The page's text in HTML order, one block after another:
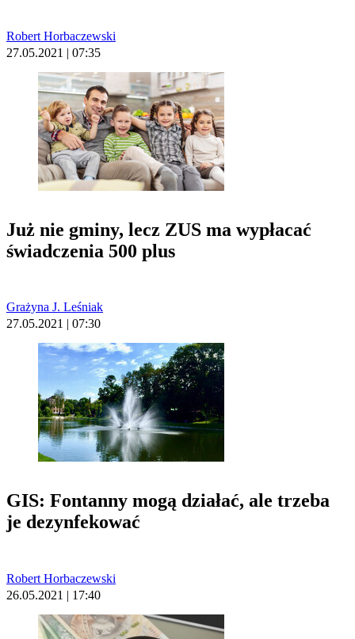
Robert Horbaczewski
27.05.2021 | 07:35
Już nie gminy, lecz ZUS ma wypłacać
świadczenia 500 plus
Grażyna J. Leśniak
27.05.2021 | 07:30
GIS: Fontanny mogą działać, ale trzeba
je dezynfekować
Robert Horbaczewski
26.05.2021 | 17:40